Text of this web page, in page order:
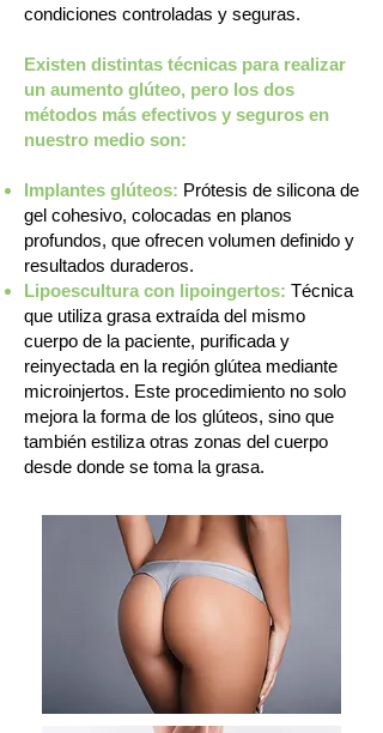
condiciones controladas y seguras.
Existen distintas técnicas para realizar
un aumento glúteo, pero los dos
métodos más efectivos y seguros en
nuestro medio son:
Implantes glúteos: Prótesis de silicona de
gel cohesivo, colocadas en planos
profundos, que ofrecen volumen definido y
resultados duraderos.
Lipoescultura con lipoingertos: Técnica
que utiliza grasa extraída del mismo
cuerpo de la paciente, purificada y
reinyectada en la región glútea mediante
microinjertos. Este procedimiento no solo
mejora la forma de los glúteos, sino que
también estiliza otras zonas del cuerpo
desde donde se toma la grasa.